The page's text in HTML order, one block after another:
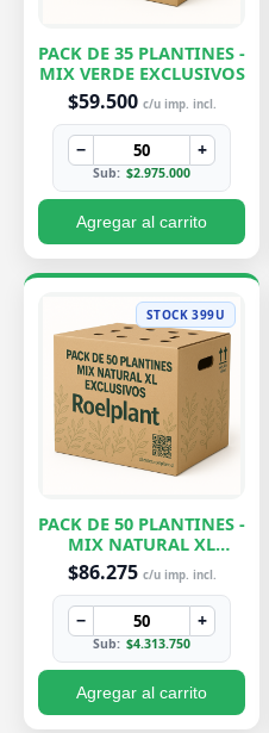
PACK DE 35 PLANTINES -
MIX VERDE EXCLUSIVOS
$59.500 c/u imp. incl.
− +
Sub: $2.975.000
Agregar al carrito
STOCK 399U
PACK DE 50 PLANTINES -
MIX NATURAL XL
EXCLUSIVOS
$86.275 c/u imp. incl.
− +
Sub: $4.313.750
Agregar al carrito